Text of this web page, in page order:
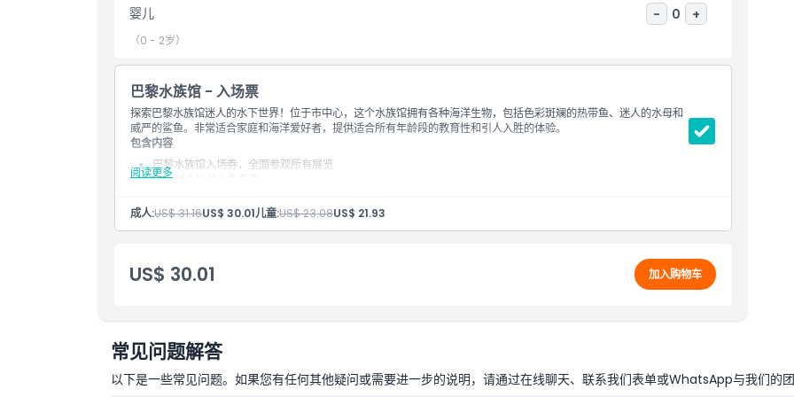
取消政策
婴儿 - 0 +
（0 - 2岁）
巴黎水族馆 - 入场票
探索巴黎水族馆迷人的水下世界！位于市中心，这个水族馆拥有各种海洋生物，包括色彩斑斓的热带鱼、迷人的水母和
威严的鲨鱼。非常适合家庭和海洋爱好者，提供适合所有年龄段的教育性和引人入胜的体验。
阅读更多
包含内容
巴黎水族馆入场券，全面参观所有展览
进入迷人的美人鱼表演
进入配有教育动画的影院区
成人:US$ 31.16US$ 30.01儿童:US$ 23.08US$ 21.93
US$ 30.01 加入购物车
常见问题解答
以下是一些常见问题。如果您有任何其他疑问或需要进一步的说明，请通过在线聊天、联系我们表单或WhatsApp与我们的团